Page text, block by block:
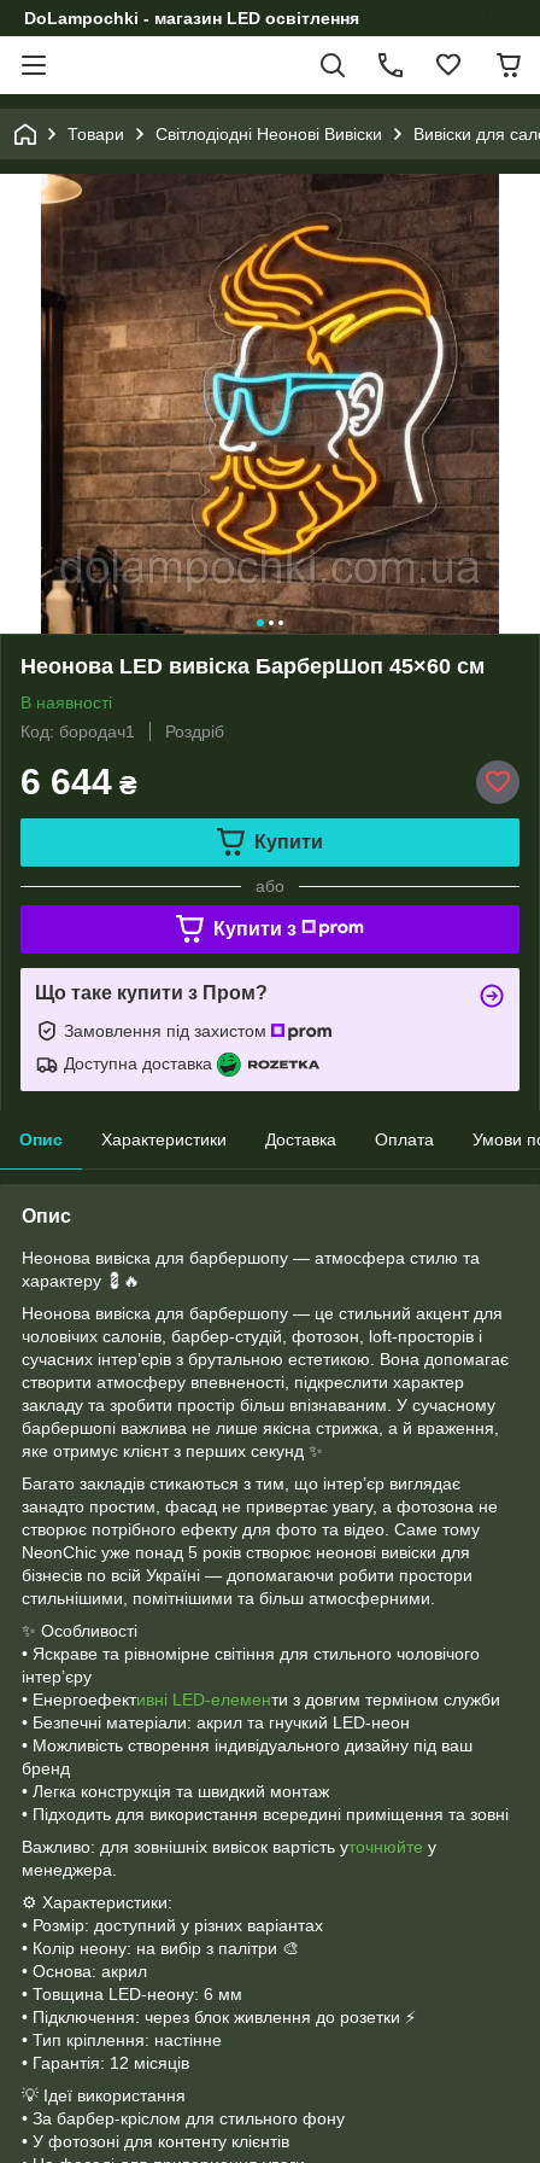
DoLampochki - магазин LED освітлення
Товари Світлодіодні Неонові Вивіски Вивіски для
Неонова LED вивіска БарберШоп 45×60 см
В наявності
Код: бородач1
Роздріб
6 644 ₴
Купити
або
Купити з
Що таке купити з Пром?
Замовлення під захистом
Доступна доставка
Опис Характеристики Доставка Оплата Умови
Опис
Неонова вивіска для барбершопу — атмосфера стилю та
характеру 💈🔥
Неонова вивіска для барбершопу — це стильний акцент для
чоловічих салонів, барбер-студій, фотозон, loft-просторів і
сучасних інтер’єрів з брутальною естетикою. Вона допомагає
створити атмосферу впевненості, підкреслити характер
закладу та зробити простір більш впізнаваним. У сучасному
барбершопі важлива не лише якісна стрижка, а й враження,
яке отримує клієнт з перших секунд ✨
Багато закладів стикаються з тим, що інтер’єр виглядає
занадто простим, фасад не привертає увагу, а фотозона не
створює потрібного ефекту для фото та відео. Саме тому
NeonChic уже понад 5 років створює неонові вивіски для
бізнесів по всій Україні — допомагаючи робити простори
стильнішими, помітнішими та більш атмосферними.
✨ Особливості
• Яскраве та рівномірне світіння для стильного чоловічого
інтер’єру
• Енергоефективні LED-елементи з довгим терміном служби
• Безпечні матеріали: акрил та гнучкий LED-неон
• Можливість створення індивідуального дизайну під ваш
бренд
• Легка конструкція та швидкий монтаж
• Підходить для використання всередині приміщення та зовні
Важливо: для зовнішніх вивісок вартість уточнюйте у
менеджера.
⚙️ Характеристики:
• Розмір: доступний у різних варіантах
• Колір неону: на вибір з палітри 🎨
• Основа: акрил
• Товщина LED-неону: 6 мм
• Підключення: через блок живлення до розетки ⚡
• Тип кріплення: настінне
• Гарантія: 12 місяців
💡 Ідеї використання
• За барбер-кріслом для стильного фону
• У фотозоні для контенту клієнтів